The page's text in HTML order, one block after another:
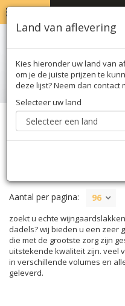
Home Conserven
Aantal per pagina: 96
zoekt u echte
dadels? wij bieden u een zeer
die met de grootste zorg zijn
uitstekende kwaliteit zijn. veel
in verschillende volumes en
geleverd.
Land van aflevering
Kies hieronder uw land van
om je de juiste prijzen te
deze lijst? Neem dan contact
Selecteer uw land